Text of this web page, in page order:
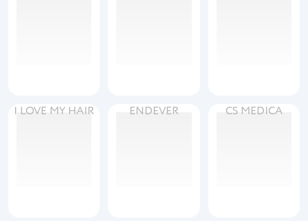
I LOVE MY HAIR ENDEVER CS MEDICA